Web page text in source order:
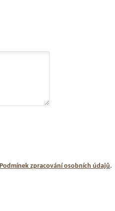
Podmínek zpracování osobních údajů.